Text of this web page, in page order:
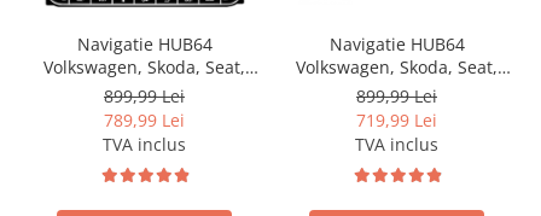
Navigatie HUB64
Volkswagen, Skoda, Seat,
2GB RAM, Android, GPS, Wi-
FI, Carplay, Android Auto,
USB, Bluetooth, Radio,
Waze, Touchscreen, 9 inch
899,99 Lei
789,99 Lei
TVA inclus
Navigatie HUB64
Volkswagen, Skoda, Seat,
2GB RAM, Android, GPS, Wi-
FI, Carplay, Android Auto,
USB, Bluetooth, Radio,
Waze, Touchscreen, 7 inch
899,99 Lei
719,99 Lei
TVA inclus